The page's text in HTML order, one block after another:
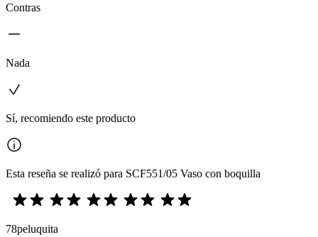
Contras
Nada
Sí, recomiendo este producto
Esta reseña se realizó para SCF551/05 Vaso con boquilla
78peluquita